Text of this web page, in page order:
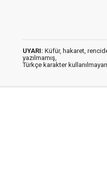
UYARI: Küfür, hakaret,
yazılmamış,
Türkçe karakter